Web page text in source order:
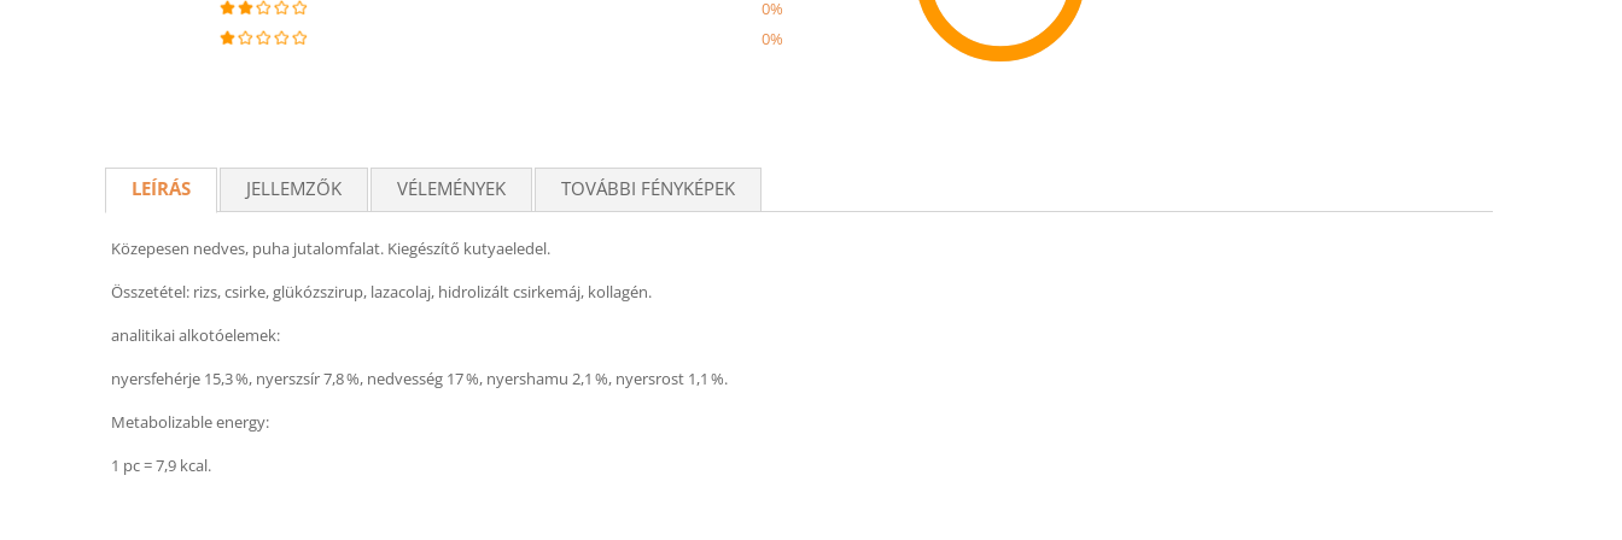
0%
0%
LEÍRÁS JELLEMZŐK VÉLEMÉNYEK TOVÁBBI FÉNYKÉPEK
Közepesen nedves, puha jutalomfalat. Kiegészítő kutyaeledel.
Összetétel: rizs, csirke, glükózszirup, lazacolaj, hidrolizált csirkemáj, kollagén.
analitikai alkotóelemek:
nyersfehérje 15,3 %, nyerszsír 7,8 %, nedvesség 17 %, nyershamu 2,1 %, nyersrost 1,1 %.
Metabolizable energy:
1 pc = 7,9 kcal.